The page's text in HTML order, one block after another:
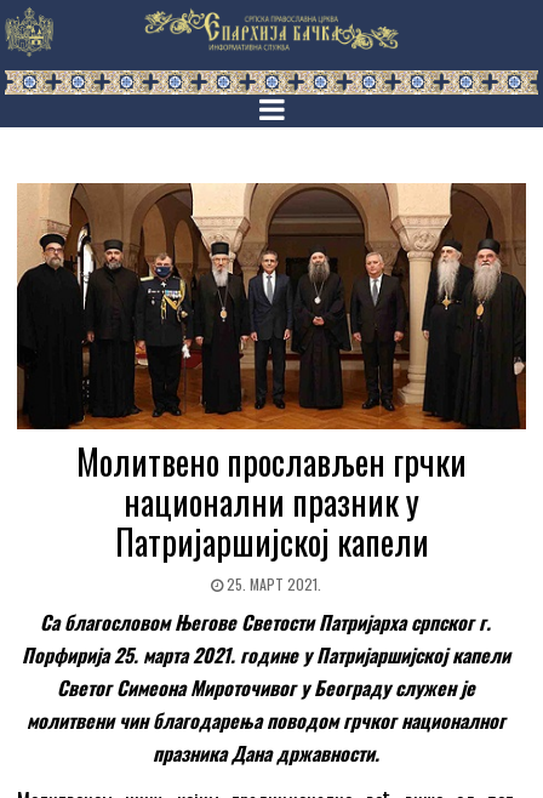
Молитвено прослављен грчки
национални празник у
Патријаршијској капели
25. МАРТ 2021.
Са благословом Његове Светости Патријарха српског г.
Порфирија 25. марта 2021. године у Патријаршијској капели
Светог Симеона Мироточивог у Београду служен је
молитвени чин благодарења поводом грчког националног
празника Дана државности.